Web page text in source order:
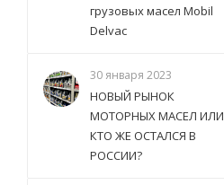
грузовых масел Mobil
Delvac
30 января 2023
НОВЫЙ РЫНОК
МОТОРНЫХ МАСЕЛ ИЛИ
КТО ЖЕ ОСТАЛСЯ В
РОССИИ?